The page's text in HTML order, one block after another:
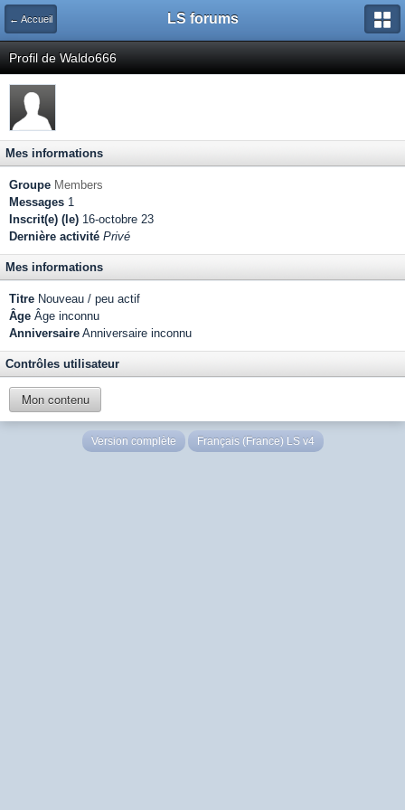
← Accueil LS forums
Profil de Waldo666
Mes informations
Groupe Members
Messages 1
Inscrit(e) (le) 16-octobre 23
Dernière activité Privé
Mes informations
Titre Nouveau / peu actif
Âge Âge inconnu
Anniversaire Anniversaire inconnu
Contrôles utilisateur
Mon contenu
Version complète Français (France) LS v4